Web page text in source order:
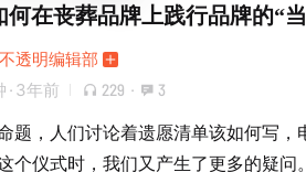
何在丧葬品牌上践行品牌的“
不透明编辑部
· 3年前 229 · 3
题，人们讨论着遗愿清单该如何写，
个仪式时，我们又产生了更多的疑问